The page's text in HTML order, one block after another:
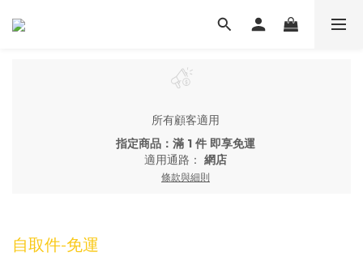
所有顧客適用
指定商品：滿 1 件 即享免運
適用通路： 網店
條款與細則
自取件-免運